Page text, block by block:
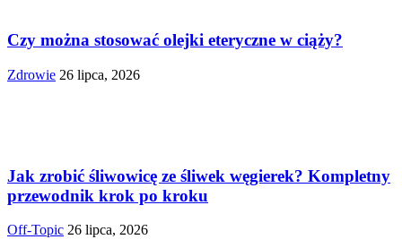
Czy można stosować olejki eteryczne w ciąży?
Zdrowie 26 lipca, 2026
Jak zrobić śliwowicę ze śliwek węgierek? Kompletny
przewodnik krok po kroku
Off-Topic 26 lipca, 2026